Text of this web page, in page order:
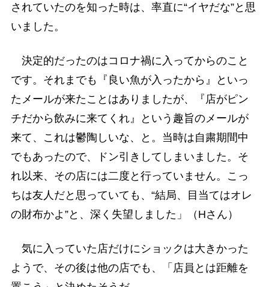
されていたのを知った時は、率直に“イヤだな”と思
いました。
決定的だったのはコロナ禍に入ってからのこと
です。それまでも『良い魚が入ったから』といっ
たメールが来たことはありましたが、『店がピン
チだから飲みに来てくれ』という趣旨のメールが
来て、これは鬱陶しいな、と。当時は自粛期間中
でもあったので、ドン引きしてしまいました。そ
れ以来、その店には二度と行っていません。こっ
ちは友人だと思っていても、“結局、目当てはオレ
の財布かよ”と、深く失望しました」（Hさん）
気に入っていた店だけにショックは大きかった
ようで、その後は他の店でも、「店員とは距離を